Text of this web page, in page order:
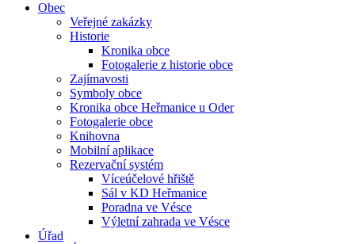
Obec
Veřejné zakázky
Historie
Kronika obce
Fotogalerie z historie obce
Zajímavosti
Symboly obce
Kronika obce Heřmanice u Oder
Fotogalerie obce
Knihovna
Mobilní aplikace
Rezervační systém
Víceúčelové hřiště
Sál v KD Heřmanice
Poradna ve Vésce
Výletní zahrada ve Vésce
Úřad